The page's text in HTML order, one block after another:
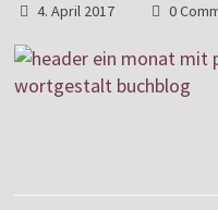
4. April 2017 0